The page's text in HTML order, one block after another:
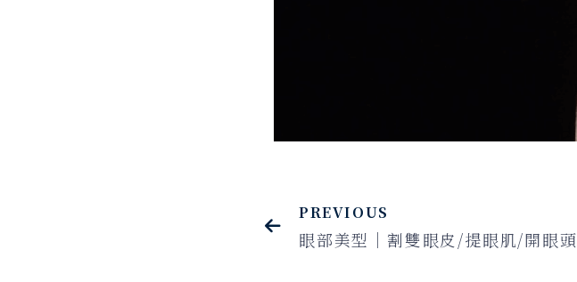
PREVIOUS
眼部美型｜割雙眼皮/提眼肌/開眼頭